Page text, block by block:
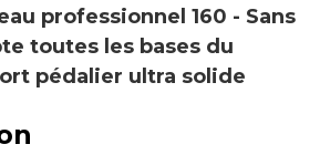
professionnel 160 - Sans
toutes les bases du
pédalier ultra solide